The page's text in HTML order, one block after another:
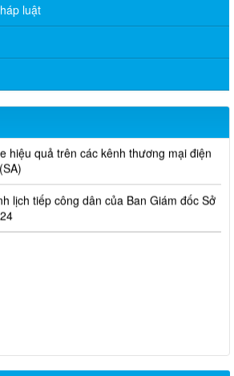
luật
thống phân phối, nhãn hiệu hàng hóa
khí trên địa bàn tỉnh năm 2025 (nhắc lần
lý tài sản công theo hình thức chỉ định
thầu thực hiện gói thầu: “tổ chức tập
hiệu quả trên các kênh thương mại điện
lịch tiếp công dân của Ban Giám đốc Sở